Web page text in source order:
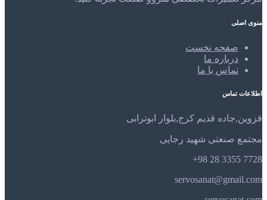
منوی اصلی
صفحه نخست
درباره ما
تماس با ما
اطلاعات تماس
قزوین,جاده قدیم کرج,بلوار ابوترابی
مجتمع صنعتی شهید رجایی
7728 3355 28 98+
servosanat@gmail.com